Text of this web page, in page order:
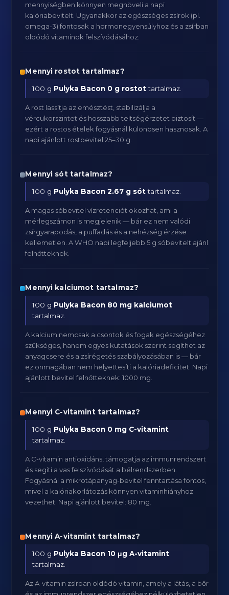
mennyiségben könnyen megnöveli a napi
kalóriabevitelt. Ugyanakkor az egészséges zsírok (pl.
omega-3) fontosak a hormonegyensúlyhoz és a zsírban
oldódó vitaminok felszívódásához.
Mennyi rostot tartalmaz?
100 g Pulyka Bacon 0 g rostottartalmaz.
A rost lassítja az emésztést, stabilizálja a
vércukorszintet és hosszabb teltségérzetet biztosít —
ezért a rostos ételek fogyásnál különösen hasznosak. A
napi ajánlott rostbevitel 25–30 g.
Mennyi sót tartalmaz?
100 g Pulyka Bacon 2.67 g sóttartalmaz.
A magas sóbevitel vízretenciót okozhat, ami a
mérlegszámon is megjelenik — bár ez nem valódi
zsírgyarapodás, a puffadás és a nehézség érzése
kellemetlen. A WHO napi legfeljebb 5 g sóbevitelt ajánl
felnőtteknek.
Mennyi kalciumot tartalmaz?
100 g Pulyka Bacon 80 mg kalciumot
tartalmaz.
A kalcium nemcsak a csontok és fogak egészségéhez
szükséges, hanem egyes kutatások szerint segíthet az
anyagcsere és a zsírégetés szabályozásában is — bár
ez önmagában nem helyettesíti a kalóriadeficitet. Napi
ajánlott bevitel felnőtteknek: 1000 mg.
Mennyi C-vitamint tartalmaz?
100 g Pulyka Bacon 0 mg C-vitamint
tartalmaz.
A C-vitamin antioxidáns, támogatja az immunrendszert
és segíti a vas felszívódását a bélrendszerben.
Fogyásnál a mikrotápanyag-bevitel fenntartása fontos,
mivel a kalóriakorlátozás könnyen vitaminhiányhoz
vezethet. Napi ajánlott bevitel: 80 mg.
Mennyi A-vitamint tartalmaz?
100 g Pulyka Bacon 10 μg A-vitamint
tartalmaz.
Az A-vitamin zsírban oldódó vitamin, amely a látás, a bőr